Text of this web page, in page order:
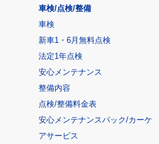
車検/点検/整備
車検
新車1・6月無料点検
法定1年点検
安心メンテナンス
整備内容
点検/整備料金表
安心メンテナンスパック/カーケ
アサービス